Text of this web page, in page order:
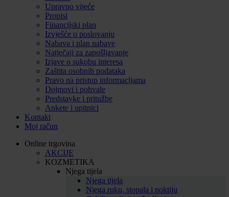
Upravno vijeće
Propisi
Financijski plan
Izvješće o poslovanju
Nabava i plan nabave
Natječaji za zapošljavanje
Izjave o sukobu interesa
Zaštita osobnih podataka
Pravo na pristup informacijama
Dojmovi i pohvale
Predstavke i pritužbe
Ankete i upitnici
Kontakt
Moj račun
Online trgovina
AKCIJE
KOZMETIKA
Njega tijela
Njega tijela
Njega ruku, stopala i noktiju